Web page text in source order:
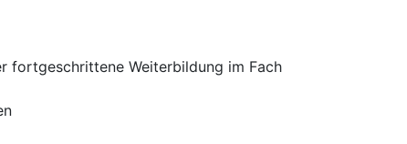
fortgeschrittene Weiterbildung im Fach